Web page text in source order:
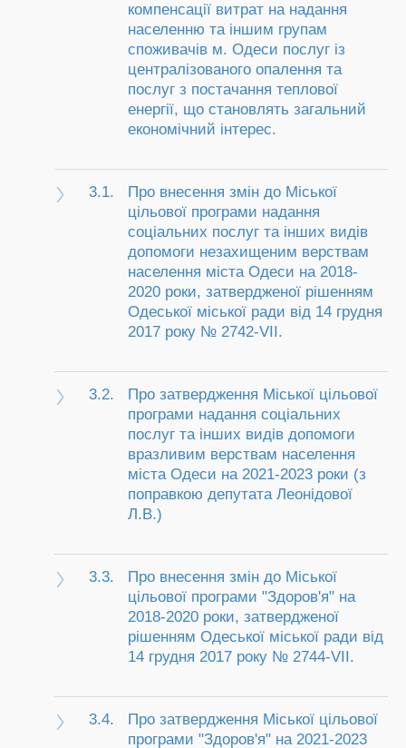
компенсації витрат на надання
населенню та іншим групам
споживачів м. Одеси послуг із
централізованого опалення та
послуг з постачання теплової
енергії, що становлять загальний
економічний інтерес.
3.1.
Про внесення змін до Міської
цільової програми надання
соціальних послуг та інших видів
допомоги незахищеним верствам
населення міста Одеси на 2018-
2020 роки, затвердженої рішенням
Одеської міської ради від 14 грудня
2017 року № 2742-VII.
3.2.
Про затвердження Міської цільової
програми надання соціальних
послуг та інших видів допомоги
вразливим верствам населення
міста Одеси на 2021-2023 роки (з
поправкою депутата Леонідової
Л.В.)
3.3.
Про внесення змін до Міської
цільової програми "Здоров'я" на
2018-2020 роки, затвердженої
рішенням Одеської міської ради від
14 грудня 2017 року № 2744-VII.
3.4.
Про затвердження Міської цільової
програми "Здоров'я" на 2021-2023